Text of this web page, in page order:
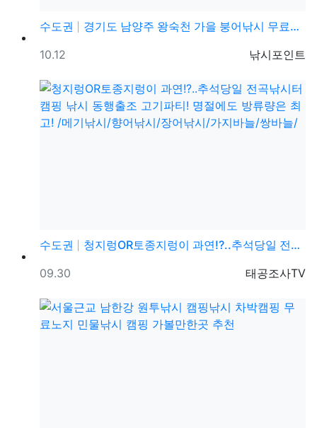
수도권
경기도 남양주 왕숙천 가을 붕어낚시 무료낚시포인트
등록자
낚시포인트
등록일
10.12
수도권
청지렁OR토종지렁이 과연!?..추석당일 전곡낚시터 캠핑…
등록자
태공조사TV
등록일
09.30